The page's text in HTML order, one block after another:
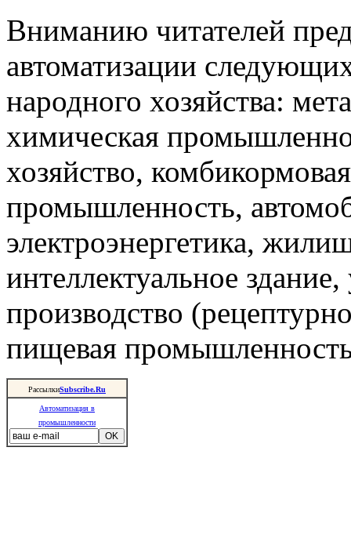
Вниманию читателей
автоматизации
народного хозяйства:
химическая
хозяйство,
промышленность,
электроэнергетика,
интеллектуальное
производство
пищевая
РассылкиSubscribe.Ru
Автоматизация в
промышленности